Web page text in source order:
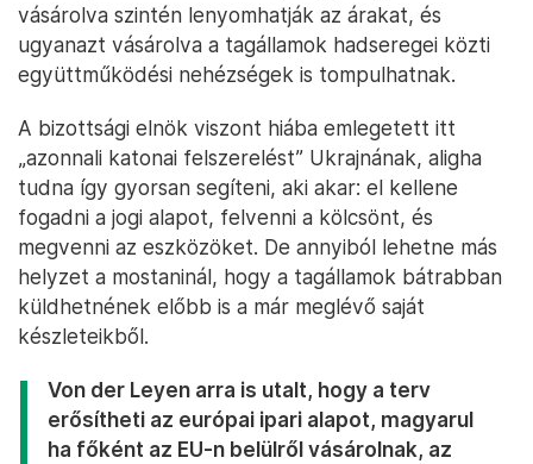
vásárolva szintén lenyomhatják az árakat, és
ugyanazt vásárolva a tagállamok hadseregei közti
együttműködési nehézségek is tompulhatnak.
A bizottsági elnök viszont hiába emlegetett itt
„azonnali katonai felszerelést” Ukrajnának, aligha
tudna így gyorsan segíteni, aki akar: el kellene
fogadni a jogi alapot, felvenni a kölcsönt, és
megvenni az eszközöket. De annyiból lehetne más
helyzet a mostaninál, hogy a tagállamok bátrabban
küldhetnének előbb is a már meglévő saját
készleteikből.
Von der Leyen arra is utalt, hogy a terv
erősítheti az európai ipari alapot, magyarul
ha főként az EU-n belülről vásárolnak, az